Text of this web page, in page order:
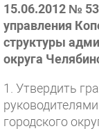
15.06.2012 №
управления
структуры
округа
1. Утвердить
городского